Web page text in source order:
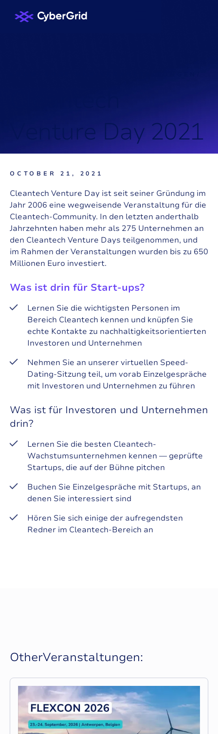
ture Day2021
OCTOBER 21, 2021
Cleantech Venture Day ist seit seiner Gründung im
Jahr 2006 eine wegweisende Veranstaltung für die
Cleantech-Community. In den letzten anderthalb
Jahrzehnten haben mehr als 275 Unternehmen an
den Cleantech Venture Days teilgenommen, und
im Rahmen der Veranstaltungen wurden bis zu 650
Millionen Euro investiert.
Was ist drin für Start-ups?
Lernen Sie die wichtigsten Personen im
Bereich Cleantech kennen und knüpfen Sie
echte Kontakte zu nachhaltigkeitsorientierten
Investoren und Unternehmen
Nehmen Sie an unserer virtuellen Speed-
Dating-Sitzung teil, um vorab Einzelgespräche
mit Investoren und Unternehmen zu führen
Was ist für Investoren und Unternehmen
drin?
Lernen Sie die besten Cleantech-
Wachstumsunternehmen kennen — geprüfte
Startups, die auf der Bühne pitchen
Buchen Sie Einzelgespräche mit Startups, an
denen Sie interessiert sind
Hören Sie sich einige der aufregendsten
Redner im Cleantech-Bereich an
OtherVeranstaltungen: